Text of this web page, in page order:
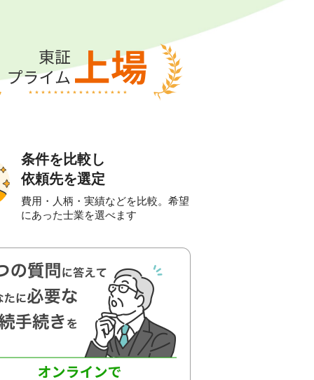
条件を比較し
依頼先を選定
費用・人柄・実績などを比較。希望
にあった士業を選べます